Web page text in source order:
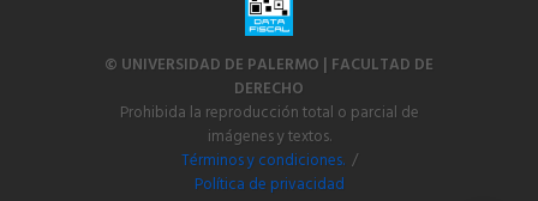
© UNIVERSIDAD DE PALERMO | FACULTAD DE
DERECHO
Prohibida la reproducción total o parcial de
imágenes y textos.
Términos y condiciones. /
Política de privacidad